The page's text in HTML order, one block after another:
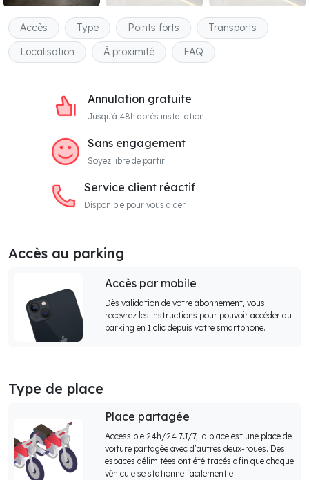
Accès Type Points forts
Transports
Localisation
À proximité FAQ
Annulation gratuite
Jusqu'à 48h après installation
Sans engagement
Soyez libre de partir
Service client réactif
Disponible pour vous aider
Accès au parking
Accès par mobile
Dès validation de votre abonnement, vous
recevrez les instructions pour pouvoir accéder au
parking en 1 clic depuis votre smartphone.
Type de place
Place partagée
Accessible 24h/24 7J/7, la place est une place de
voiture partagée avec d’autres deux-roues. Des
espaces délimitées ont été tracés afin que chaque
véhicule se stationne facilement et